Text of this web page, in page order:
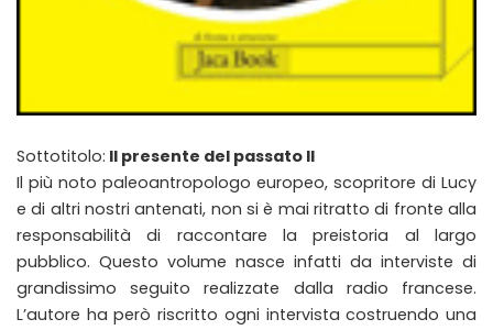
Sottotitolo: Il presente del passato II
Il più noto paleoantropologo europeo, scopritore di Lucy
e di altri nostri antenati, non si è mai ritratto di fronte alla
responsabilità di raccontare la preistoria al largo
pubblico. Questo volume nasce infatti da interviste di
grandissimo seguito realizzate dalla radio francese.
L’autore ha però riscritto ogni intervista costruendo una